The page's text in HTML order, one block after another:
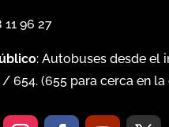
11 96 27
: Autobuses desde el
/654. (655 para cerca en la